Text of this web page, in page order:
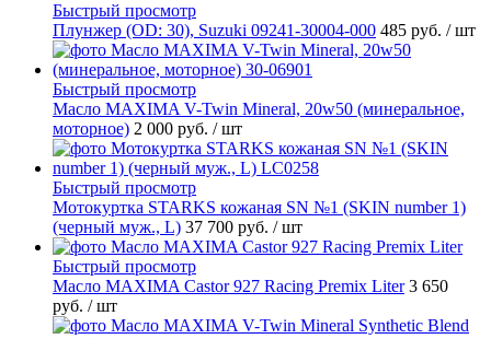
Быстрый просмотр
Плунжер (OD: 30), Suzuki 09241-30004-000 485 руб. / шт
Быстрый просмотр
Масло MAXIMA V-Twin Mineral, 20w50 (минеральное,
моторное) 2 000 руб. / шт
Быстрый просмотр
Мотокуртка STARKS кожаная SN №1 (SKIN number 1)
(черный муж., L) 37 700 руб. / шт
Быстрый просмотр
Масло MAXIMA Castor 927 Racing Premix Liter 3 650
руб. / шт